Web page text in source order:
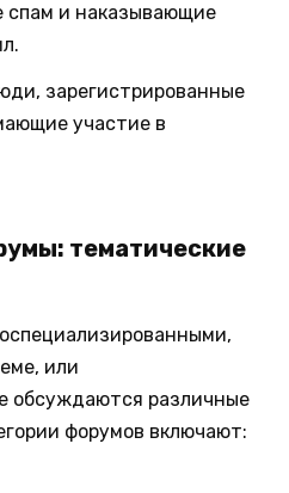
и наказывающие
зарегистрированные
участие в
тематические
или
обсуждаются различные
форумов включают: